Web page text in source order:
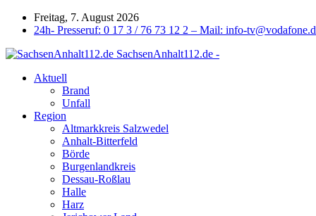
Freitag, 7. August 2026
24h- Presseruf: 0 17 3 / 76 73 12 2 – Mail: info-
SachsenAnhalt112.de -
Aktuell
Brand
Unfall
Region
Altmarkkreis Salzwedel
Anhalt-Bitterfeld
Börde
Burgenlandkreis
Dessau-Roßlau
Halle
Harz